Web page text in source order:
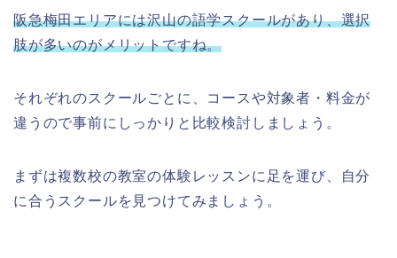
阪急梅田エリアには沢山の語学スクールがあり、選択
肢が多いのがメリットですね。
それぞれのスクールごとに、コースや対象者・料金が
違うので事前にしっかりと比較検討しましょう。
まずは複数校の教室の体験レッスンに足を運び、自分
に合うスクールを見つけてみましょう。